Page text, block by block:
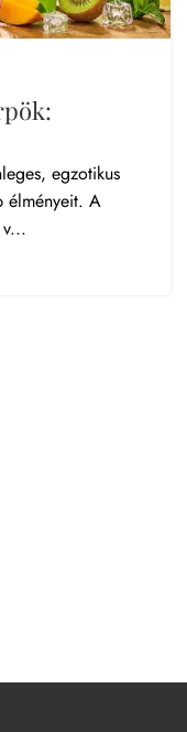
egzotikus
élményeit. A